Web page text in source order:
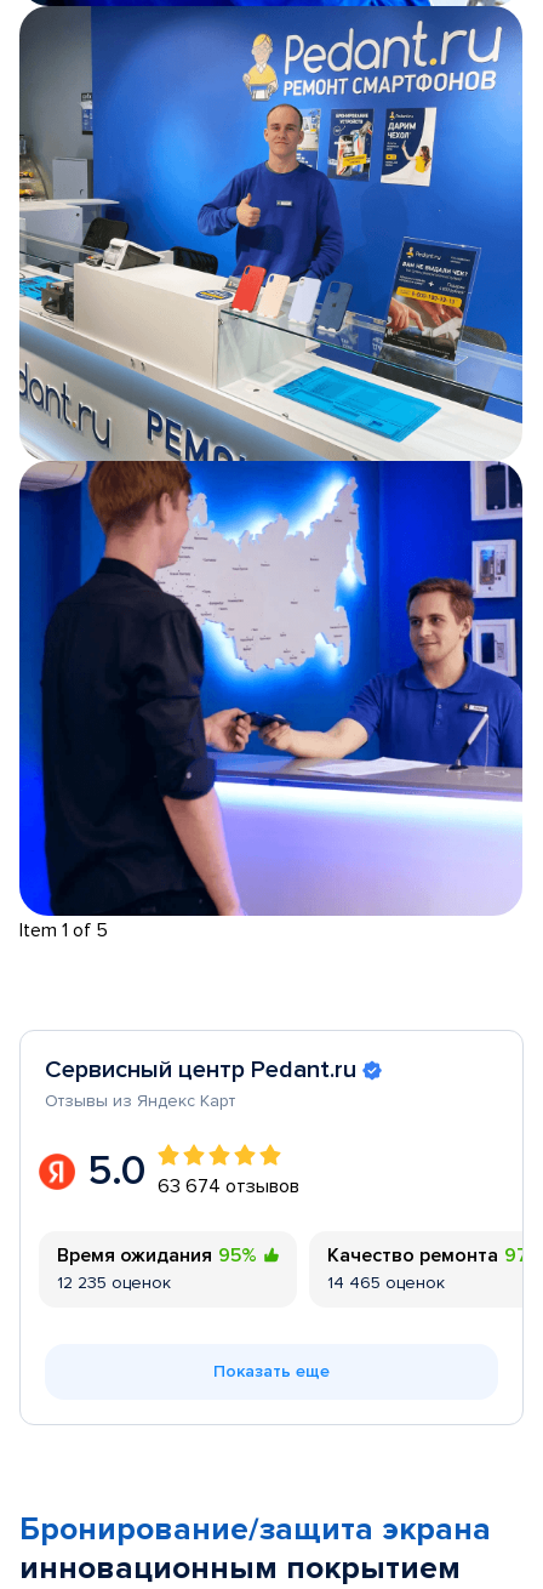
Item 1 of 5
Сервисный центр Pedant.ru
Отзывы из Яндекс Карт
5.0 63 674 отзывов
Время ожидания 95%
12 235 оценок
Качество ремонта 97%
14 465 оценок
Показать еще
Бронирование/защита экрана
инновационным покрытием